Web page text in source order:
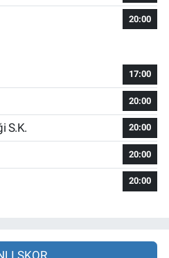
20:00
17:00
20:00
S.K. 20:00
20:00
20:00
SKOR